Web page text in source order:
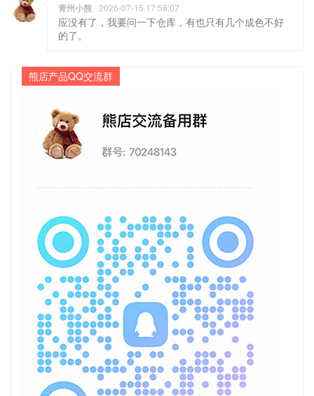
青州小熊 2026-07-15 17:58:07
应没有了，我要问一下仓库，有也只有几个成色不好
的了。
熊店产品QQ交流群